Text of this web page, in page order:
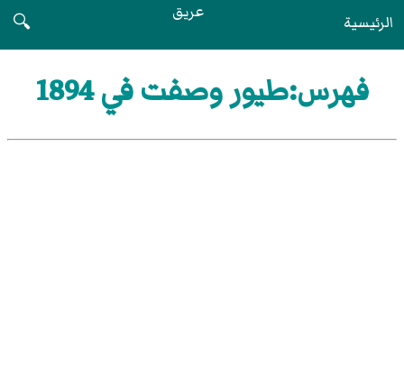
الرئيسية عريق
🔍
فهرس:طيور وصفت في 1894